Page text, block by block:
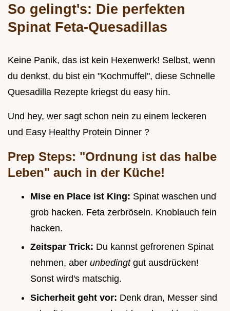
So gelingt's: Die perfekten
Spinat Feta-Quesadillas
Keine Panik, das ist kein Hexenwerk! Selbst, wenn
du denkst, du bist ein "Kochmuffel", diese Schnelle
Quesadilla Rezepte kriegst du easy hin.
Und hey, wer sagt schon nein zu einem leckeren
und Easy Healthy Protein Dinner ?
Prep Steps: "Ordnung ist das halbe
Leben" auch in der Küche!
Mise en Place ist King: Spinat waschen und
grob hacken. Feta zerbröseln. Knoblauch fein
hacken.
Zeitspar Trick: Du kannst gefrorenen Spinat
nehmen, aber unbedingt gut ausdrücken!
Sonst wird's matschig.
Sicherheit geht vor: Denk dran, Messer sind